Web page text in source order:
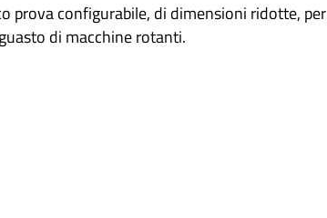
prova configurabile, di dimensioni ridotte, per
di macchine rotanti.